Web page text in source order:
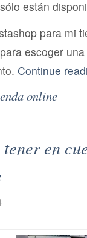
están
para mi
escoger
Continue
online
en